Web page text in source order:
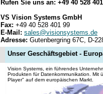
Rufen Sie uns an: +49 40 528
VS Vision Systems GmbH
Fax: +49 40 528 401 99
E-Mail: sales@visionsystems.de
Adresse: Gutenbergring 67C, D-
Unser Geschäftsgebiet -
Vision Systems, ein führendes
Produkten für Datenkommunikation. Mit
Player" auf dem europäischen Markt.